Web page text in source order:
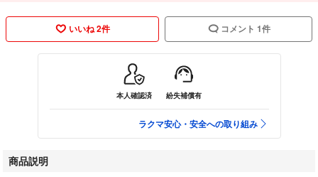
いいね 2件 コメント 1件
本人確認済 紛失補償有
ラクマ安心・安全への取り組み
商品説明